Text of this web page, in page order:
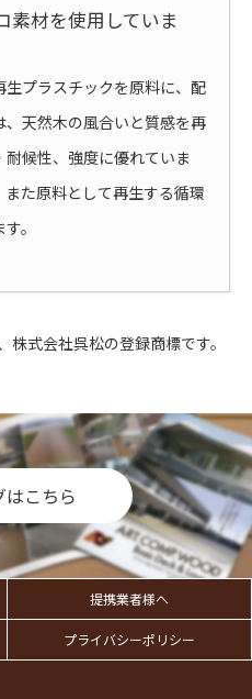
素材を使用していま
プラスチックを原料に、配
天然木の風合いと質感を再
候性、強度に優れていま
た原料として再生する循環
。
式会社呉松の登録商標です。
はこちら
提携業者様へ
プライバシーポリシー